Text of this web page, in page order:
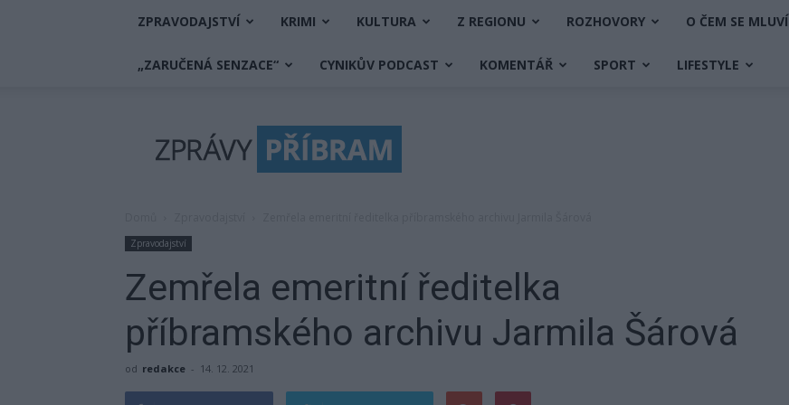
ZPRAVODAJSTVÍ KRIMI KULTURA Z REGIONU ROZHOVORY O ČEM SE MLUVÍ
„ZARUČENÁ SENZACE“ CYNIKŮV PODCAST KOMENTÁŘ SPORT LIFESTYLE
Příbram
Zpravodajství
Zemřela emeritní ředitelka
příbramského archivu Jarmila Šárová
od redakce - 14. 12. 2021